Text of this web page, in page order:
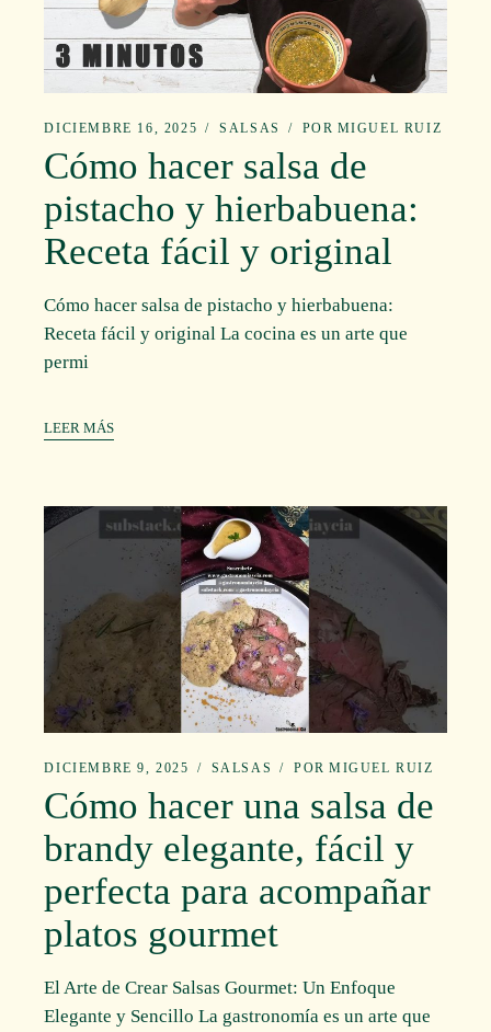
DICIEMBRE 16, 2025 SALSAS POR MIGUEL RUIZ
Cómo hacer salsa de
pistacho y hierbabuena:
Receta fácil y original
Cómo hacer salsa de pistacho y hierbabuena:
Receta fácil y original La cocina es un arte que
permi
LEER MÁS
DICIEMBRE 9, 2025 SALSAS POR MIGUEL RUIZ
Cómo hacer una salsa de
brandy elegante, fácil y
perfecta para acompañar
platos gourmet
El Arte de Crear Salsas Gourmet: Un Enfoque
Elegante y Sencillo La gastronomía es un arte que